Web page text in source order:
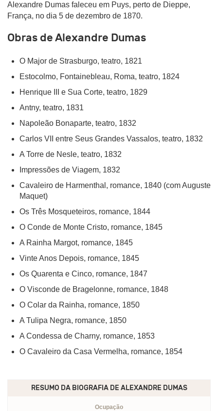
Alexandre Dumas faleceu em Puys, perto de Dieppe,
França, no dia 5 de dezembro de 1870.
Obras de Alexandre Dumas
O Major de Strasburgo, teatro, 1821
Estocolmo, Fontainebleau, Roma, teatro, 1824
Henrique III e Sua Corte, teatro, 1829
Antny, teatro, 1831
Napoleão Bonaparte, teatro, 1832
Carlos VII entre Seus Grandes Vassalos, teatro, 1832
A Torre de Nesle, teatro, 1832
Impressões de Viagem, 1832
Cavaleiro de Harmenthal, romance, 1840 (com Auguste
Maquet)
Os Três Mosqueteiros, romance, 1844
O Conde de Monte Cristo, romance, 1845
A Rainha Margot, romance, 1845
Vinte Anos Depois, romance, 1845
Os Quarenta e Cinco, romance, 1847
O Visconde de Bragelonne, romance, 1848
O Colar da Rainha, romance, 1850
A Tulipa Negra, romance, 1850
A Condessa de Charny, romance, 1853
O Cavaleiro da Casa Vermelha, romance, 1854
RESUMO DA BIOGRAFIA DE ALEXANDRE DUMAS
Ocupação